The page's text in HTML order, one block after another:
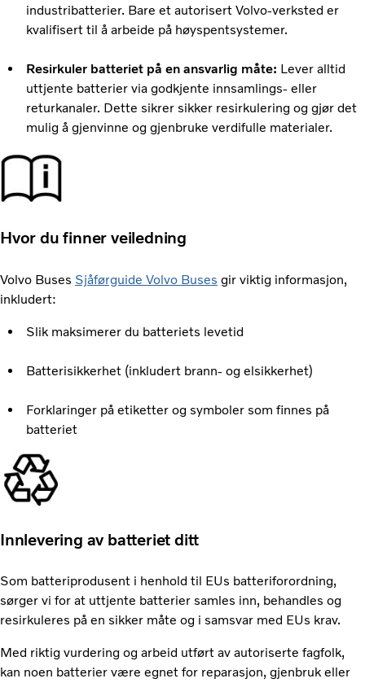
industribatterier. Bare et autorisert Volvo-verksted er
kvalifisert til å arbeide på høyspentsystemer.
Resirkuler batteriet på en ansvarlig måte: Lever alltid
uttjente batterier via godkjente innsamlings- eller
returkanaler. Dette sikrer sikker resirkulering og gjør det
mulig å gjenvinne og gjenbruke verdifulle materialer.
Hvor du finner veiledning
Volvo Buses Sjåførguide Volvo Buses gir viktig informasjon,
inkludert:
Slik maksimerer du batteriets levetid
Batterisikkerhet (inkludert brann- og elsikkerhet)
Forklaringer på etiketter og symboler som finnes på
batteriet
Innlevering av batteriet ditt
Som batteriprodusent i henhold til EUs batteriforordning,
sørger vi for at uttjente batterier samles inn, behandles og
resirkuleres på en sikker måte og i samsvar med EUs krav.
Med riktig vurdering og arbeid utført av autoriserte fagfolk,
kan noen batterier være egnet for reparasjon, gjenbruk eller